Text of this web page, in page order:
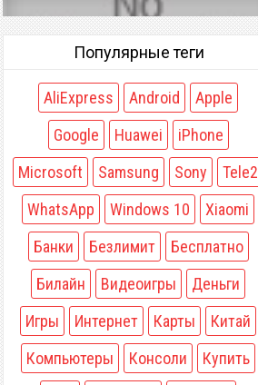
Популярные теги
AliExpress Android
Apple
Google
Huawei
iPhone
Microsoft
Samsung Sony
Tele2
WhatsApp
Windows 10
Xiaomi
Банки
Безлимит
Бесплатно
Билайн
Видеоигры
Деньги
Игры
Интернет Карты
Китай
Компьютеры
Консоли
Купить